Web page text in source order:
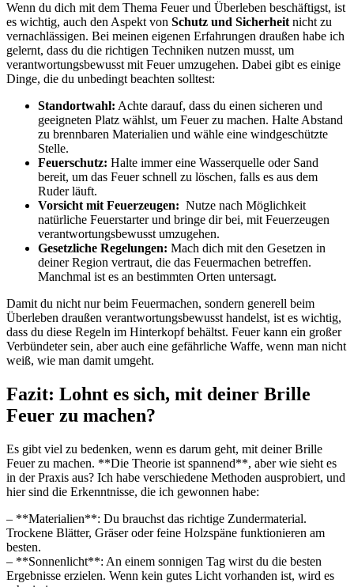
Wenn du dich mit dem Thema Feuer⁢ und Überleben beschäftigst, ist
es wichtig, auch den Aspekt von Schutz und Sicherheit nicht zu
vernachlässigen. Bei meinen eigenen Erfahrungen draußen habe ich
gelernt, dass du die richtigen Techniken nutzen musst,⁢ um
verantwortungsbewusst mit Feuer umzugehen. Dabei gibt es einige‌
Dinge, die du‌ unbedingt beachten solltest:
Standortwahl: Achte darauf, dass du einen sicheren und
geeigneten Platz wählst, um​ Feuer zu machen. Halte Abstand
zu brennbaren Materialien und wähle eine windgeschützte
Stelle.
Feuerschutz: Halte immer eine Wasserquelle oder Sand
bereit, um das Feuer ⁣schnell zu löschen, falls es aus dem
Ruder‌ läuft.
Vorsicht mit Feuerzeugen: ⁤ Nutze nach Möglichkeit
natürliche ‍Feuerstarter und bringe dir bei, mit Feuerzeugen
verantwortungsbewusst⁤ umzugehen.
Gesetzliche Regelungen: Mach dich mit den Gesetzen in
deiner Region vertraut, die ⁣das Feuermachen betreffen.
Manchmal ist es an bestimmten Orten untersagt.
Damit du nicht nur beim Feuermachen, sondern generell beim
Überleben⁣ draußen verantwortungsbewusst handelst, ist es wichtig,
dass du diese Regeln im Hinterkopf ⁢behältst. Feuer ⁤kann ein ‍großer
Verbündeter sein, aber auch eine gefährliche Waffe, wenn man nicht
weiß, ​wie man damit‌ umgeht.
Fazit: Lohnt⁢ es sich, mit deiner ⁢Brille
Feuer zu machen?
Es gibt viel zu bedenken,‍ wenn es darum geht, mit deiner Brille
Feuer zu ⁣machen. **Die Theorie ist spannend**, aber wie sieht es
in der Praxis aus? Ich habe verschiedene Methoden ausprobiert, und
hier sind die Erkenntnisse, die ich gewonnen habe:
– **Materialien**: Du brauchst das richtige Zundermaterial.
Trockene Blätter, Gräser oder feine Holzspäne funktionieren am
besten. ​
– **Sonnenlicht**: An einem sonnigen Tag wirst du die besten
Ergebnisse erzielen. Wenn kein gutes Licht​ vorhanden⁢ ist, wird es